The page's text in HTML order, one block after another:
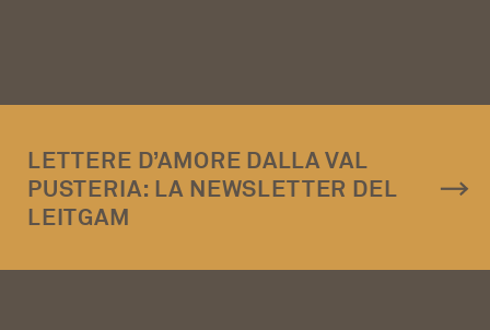
LETTERE D’AMORE DALLA VAL
PUSTERIA: LA NEWSLETTER DEL
LEITGAM